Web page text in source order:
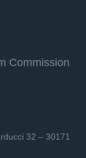
Commission
32 – 30171